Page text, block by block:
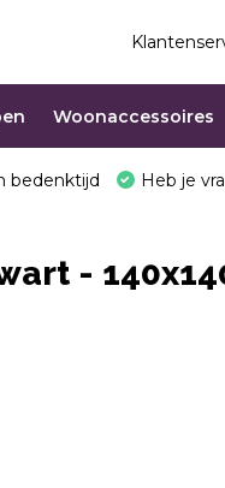
Woonaccessoires
bedenktijd Heb je
-